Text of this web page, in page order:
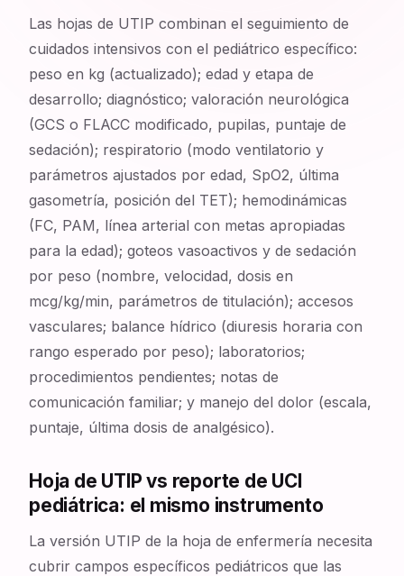
Las hojas de UTIP combinan el seguimiento de
cuidados intensivos con el pediátrico específico:
peso en kg (actualizado); edad y etapa de
desarrollo; diagnóstico; valoración neurológica
(GCS o FLACC modificado, pupilas, puntaje de
sedación); respiratorio (modo ventilatorio y
parámetros ajustados por edad, SpO2, última
gasometría, posición del TET); hemodinámicas
(FC, PAM, línea arterial con metas apropiadas
para la edad); goteos vasoactivos y de sedación
por peso (nombre, velocidad, dosis en
mcg/kg/min, parámetros de titulación); accesos
vasculares; balance hídrico (diuresis horaria con
rango esperado por peso); laboratorios;
procedimientos pendientes; notas de
comunicación familiar; y manejo del dolor (escala,
puntaje, última dosis de analgésico).
Hoja de UTIP vs reporte de UCI
pediátrica: el mismo instrumento
La versión UTIP de la hoja de enfermería necesita
cubrir campos específicos pediátricos que las